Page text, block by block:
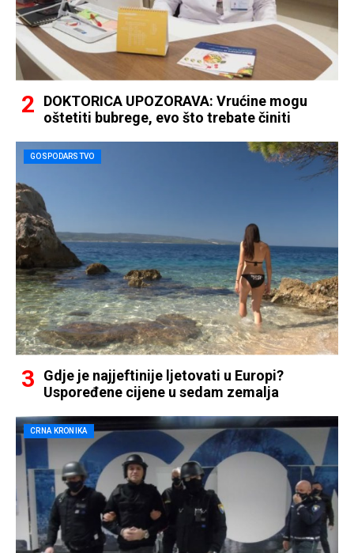
DOKTORICA UPOZORAVA: Vrućine mogu
oštetiti bubrege, evo što trebate činiti
GOSPODARSTVO
Gdje je najjeftinije ljetovati u Europi?
Uspoređene cijene u sedam zemalja
CRNA KRONIKA